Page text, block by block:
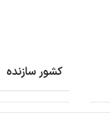
کشور سازنده